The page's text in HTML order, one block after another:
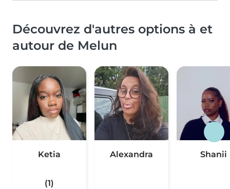
Découvrez d'autres options à et
autour de Melun
Ketia
(1)
Alexandra Shanii